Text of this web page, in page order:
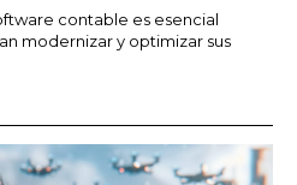
contable es esencial
modernizar y optimizar sus